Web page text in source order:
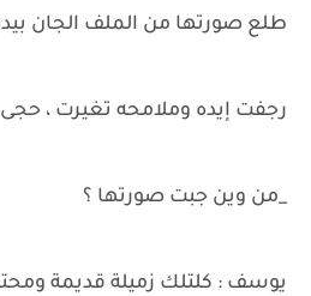
طلع صورتها من الملف الجان
رجفت إيده وملامحه تغيرت ،
_من وين جبت صورتها ؟
يوسف : كلتلك زميلة قديمة